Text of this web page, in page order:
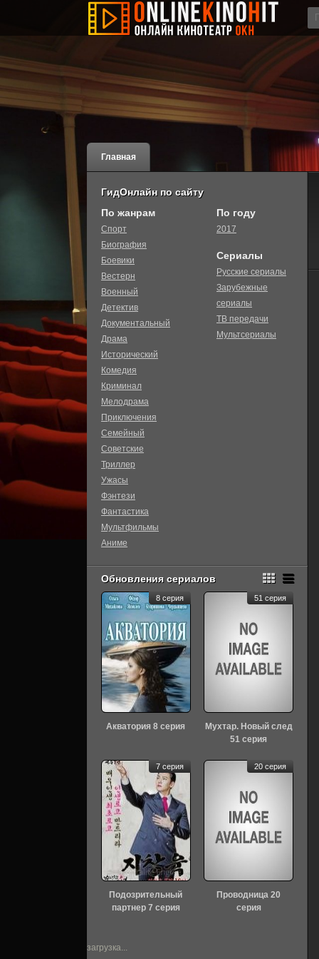
Главная
ГидОнлайн по сайту
По жанрам
Спорт
Биография
Боевики
Вестерн
Военный
Детектив
Документальный
Драма
Исторический
Комедия
Криминал
Мелодрама
Приключения
Семейный
Советские
Триллер
Ужасы
Фэнтези
Фантастика
Мультфильмы
Аниме
По году
2017
Сериалы
Русские сериалы
Зарубежные
сериалы
ТВ передачи
Мультсериалы
Обновления сериалов
Акватория 8 серия
8 серия
Мухтар. Новый след
51 серия
51 серия
Подозрительный
партнер 7 серия
7 серия
Проводница 20
серия
20 серия
загрузка...